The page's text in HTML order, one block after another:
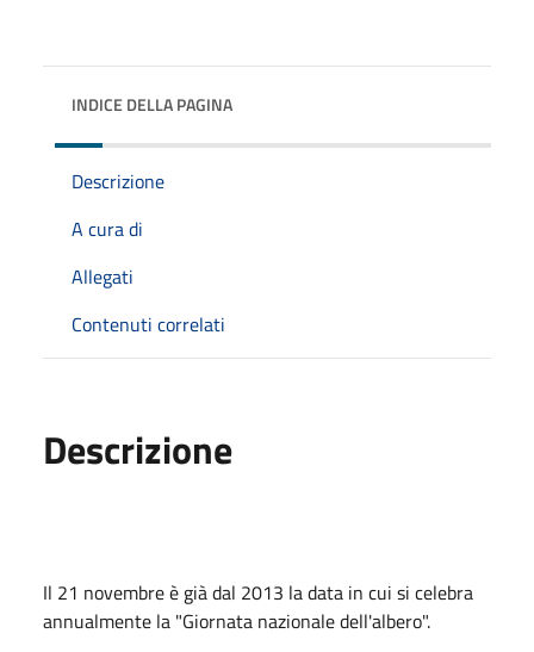
INDICE DELLA PAGINA
Descrizione
A cura di
Allegati
Contenuti correlati
Descrizione
Il 21 novembre è già dal 2013 la data in cui si celebra
annualmente la "Giornata nazionale dell'albero".